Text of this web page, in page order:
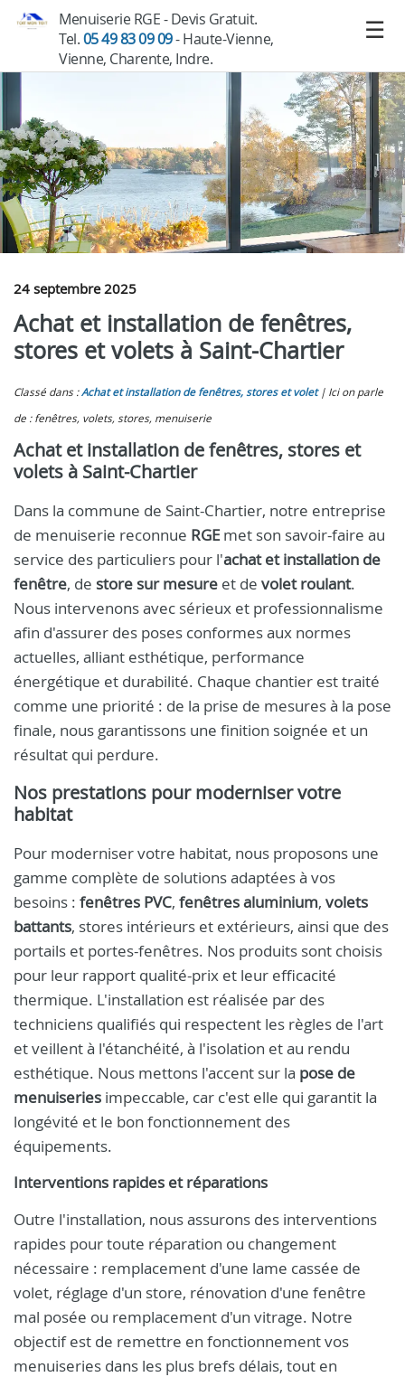
Menuiserie RGE - Devis Gratuit.
Tel.05 49 83 09 09- Haute-Vienne,
Vienne, Charente, Indre.
24 septembre 2025
Achat et installation de fenêtres,
stores et volets à Saint-Chartier
Classé dans :Achat et installation de fenêtres, stores et volet
Ici on parle
de : fenêtres, volets, stores, menuiserie
Achat et installation de fenêtres, stores et
volets à Saint-Chartier
Dans la commune de Saint-Chartier, notre entreprise
de menuiserie reconnue RGEmet son savoir-faire au
service des particuliers pour l'achat et installation de
fenêtre, de store sur mesure et de volet roulant.
Nous intervenons avec sérieux et professionnalisme
afin d'assurer des poses conformes aux normes
actuelles, alliant esthétique, performance
énergétique et durabilité. Chaque chantier est traité
comme une priorité : de la prise de mesures à la pose
finale, nous garantissons une finition soignée et un
résultat qui perdure.
Nos prestations pour moderniser votre
habitat
Pour moderniser votre habitat, nous proposons une
gamme complète de solutions adaptées à vos
besoins : fenêtres PVC, fenêtres aluminium, volets
battants, stores intérieurs et extérieurs, ainsi que des
portails et portes-fenêtres. Nos produits sont choisis
pour leur rapport qualité-prix et leur efficacité
thermique. L'installation est réalisée par des
techniciens qualifiés qui respectent les règles de l'art
et veillent à l'étanchéité, à l'isolation et au rendu
esthétique. Nous mettons l'accent sur la pose de
menuiseries impeccable, car c'est elle qui garantit la
longévité et le bon fonctionnement des
équipements.
Interventions rapides et réparations
Outre l'installation, nous assurons des interventions
rapides pour toute réparation ou changement
nécessaire : remplacement d'une lame cassée de
volet, réglage d'un store, rénovation d'une fenêtre
mal posée ou remplacement d'un vitrage. Notre
objectif est de remettre en fonctionnement vos
menuiseries dans les plus brefs délais, tout en